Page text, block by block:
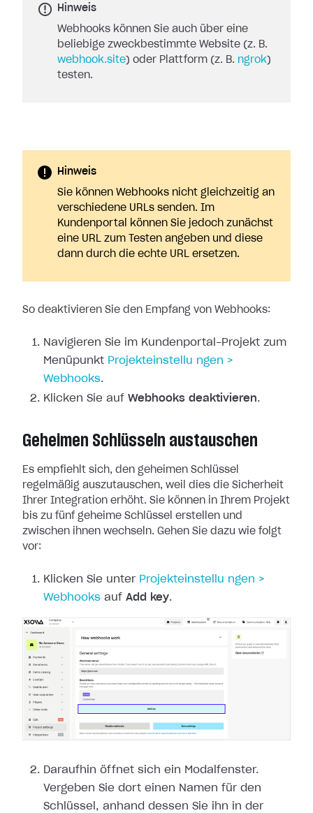
Hinweis
Webhooks können Sie auch über eine
beliebige zweckbestimmte Website (z. B.
webhook.site) oder Plattform (z. B. ngrok)
testen.
Hinweis
Sie können Webhooks nicht gleichzeitig an
verschiedene URLs senden. Im
Kundenportal können Sie jedoch zunächst
eine URL zum Testen angeben und diese
dann durch die echte URL ersetzen.
So deaktivieren Sie den Empfang von Webhooks:
Navigieren Sie im Kundenportal-Projekt zum
Menüpunkt Projekteinstellu ngen >
Webhooks.
Klicken Sie auf Webhooks deaktivieren.
Geheimen Schlüsseln austauschen
Es empfiehlt sich, den geheimen Schlüssel
regelmäßig auszutauschen, weil dies die Sicherheit
Ihrer Integration erhöht. Sie können in Ihrem Projekt
bis zu fünf geheime Schlüssel erstellen und
zwischen ihnen wechseln. Gehen Sie dazu wie folgt
vor:
Klicken Sie unter Projekteinstellu ngen >
Webhooks auf Add key.
Daraufhin öffnet sich ein Modalfenster.
Vergeben Sie dort einen Namen für den
Schlüssel, anhand dessen Sie ihn in der